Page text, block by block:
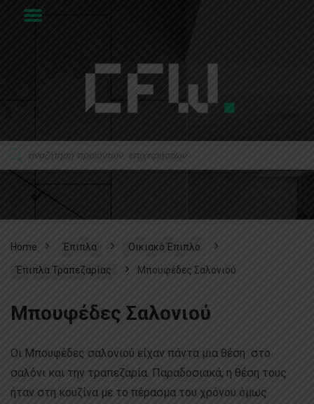
Home Έπιπλα Οικιακό Έπιπλο
Έπιπλα Τραπεζαρίας​ Μπουφέδες Σαλονιού
Μπουφέδες Σαλονιού
Οι Μπουφέδες σαλονιού είχαν πάντα μια θέση στο
σαλόνι και την τραπεζαρία. Παραδοσιακά, η θέση τους
ήταν στη κουζίνα με το πέρασμα του χρόνου όμως